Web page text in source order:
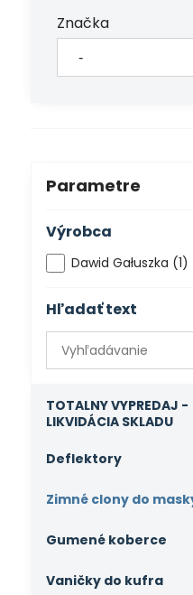
Značka
Parametre
Výrobca
Dawid Gałuszka (1)
Hľadať text
Prehľadať
výsledky
fulltextom
TOTALNY VYPREDAJ -
LIKVIDÁCIA SKLADU
Deflektory
Zimné clony do
Gumené koberce
Vaničky do kufra